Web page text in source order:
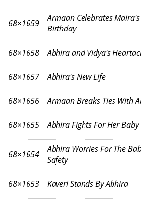
68×1659
Armaan Celebrates Maira's
Birthday
68×1658 Abhira and Vidya's
68×1657 Abhira's New Life
68×1656 Armaan Breaks Ties With
68×1655 Abhira Fights For Her Baby
68×1654
Abhira Worries For The
Safety
68×1653 Kaveri Stands By Abhira